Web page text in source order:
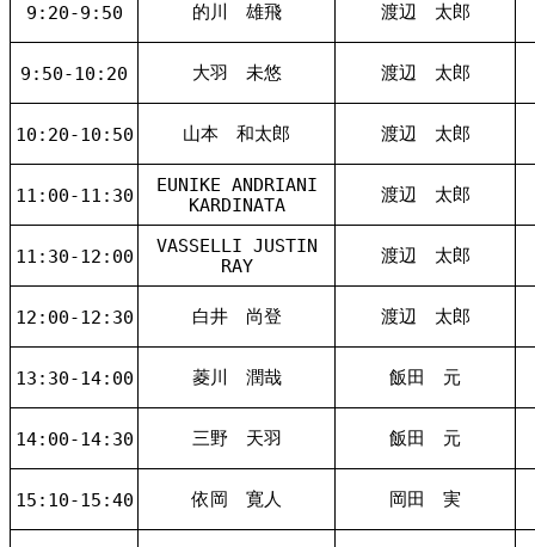
9:20-9:50 的川 雄飛 渡辺 太郎
9:50-10:20 大羽 未悠 渡辺 太郎
10:20-10:50 山本 和太郎 渡辺 太郎
11:00-11:30
EUNIKE ANDRIANI
KARDINATA
渡辺 太郎
11:30-12:00
VASSELLI JUSTIN
RAY
渡辺 太郎
12:00-12:30 白井 尚登 渡辺 太郎
13:30-14:00 菱川 潤哉 飯田 元
14:00-14:30 三野 天羽 飯田 元
15:10-15:40 依岡 寛人 岡田 実